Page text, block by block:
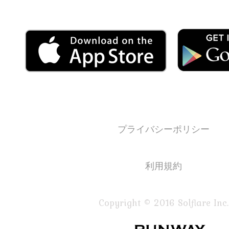
プライバシーポリシー
利用規約
Copyright © 2016 Solflare Inc.